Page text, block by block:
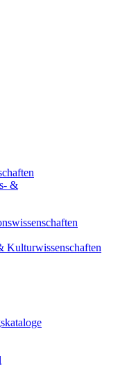
&
Kulturwissenschaften